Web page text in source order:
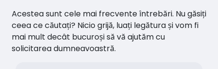
Acestea sunt cele mai frecvente întrebări. Nu găsiți
ceea ce căutați? Nicio grijă, luați legătura și vom fi
mai mult decât bucuroși să vă ajutăm cu
solicitarea dumneavoastră.